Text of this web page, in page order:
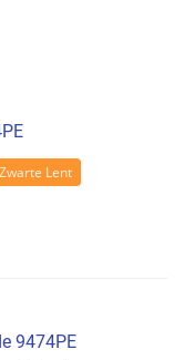
Zwarte Lent
9474PE